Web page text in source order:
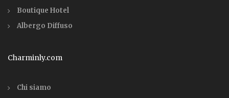
Boutique Hotel
Albergo Diffuso
Charminly.com
Chi siamo